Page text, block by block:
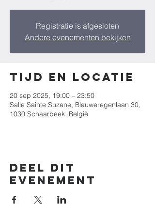
Registratie is afgesloten
Andere evenementen bekijken
Tijd en locatie
20 sep 2025, 19:00 – 23:50
Salle Sainte Suzane, Blauweregenlaan 30,
1030 Schaarbeek, België
Deel dit
evenement